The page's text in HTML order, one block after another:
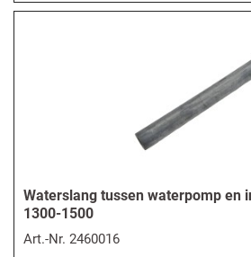
Waterslang tussen waterpomp en
1300-1500
Art.-Nr.2460016